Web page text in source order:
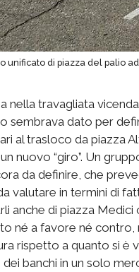
unificato di piazza del palio
nella travagliata
sembrava dato per
al trasloco da piazza
nuovo “giro”. Un
da definire, che
valutare in termini di
anche di piazza
né a favore né
rispetto a quanto si è
banchi in un solo